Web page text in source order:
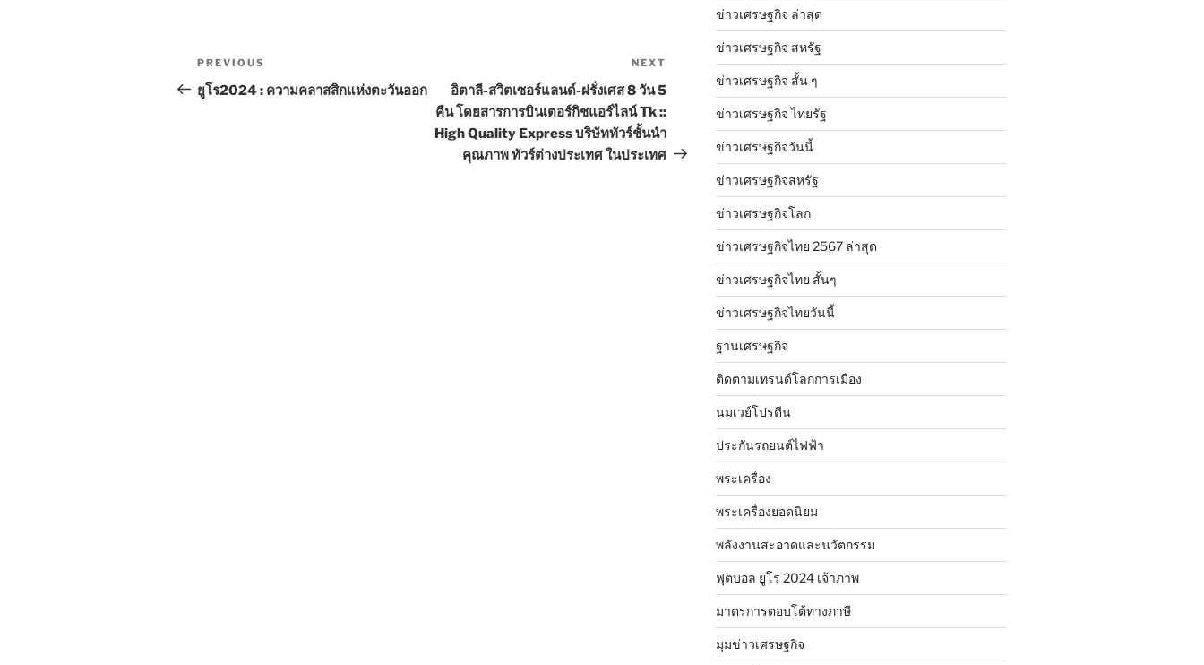
Post
navigation
Previous
Post
PREVIOUS
ยูโร2024 : ความคลาสสิกแห่งตะวันออก
Post
NEXT
อิตาลี-สวิตเซอร์แลนด์-ฝรั่งเศส 8 วัน 5
คืน โดยสารการบินเตอร์กิชแอร์ไลน์ Tk ::
High Quality Express บริษัททัวร์ชั้นนำ
คุณภาพ ทัวร์ต่างประเทศ ในประเทศ
ข่าวเศรษฐกิจ ล่าสุด
ข่าวเศรษฐกิจ สหรัฐ
ข่าวเศรษฐกิจ สั้น ๆ
ข่าวเศรษฐกิจ ไทยรัฐ
ข่าวเศรษฐกิจวันนี้
ข่าวเศรษฐกิจสหรัฐ
ข่าวเศรษฐกิจโลก
ข่าวเศรษฐกิจไทย 2567 ล่าสุด
ข่าวเศรษฐกิจไทย สั้นๆ
ข่าวเศรษฐกิจไทยวันนี้
ฐานเศรษฐกิจ
ติดตามเทรนด์โลกการเมือง
นมเวย์โปรตีน
ประกันรถยนต์ไฟฟ้า
พระเครื่อง
พระเครื่องยอดนิยม
พลังงานสะอาดและนวัตกรรม
ฟุตบอล ยูโร 2024 เจ้าภาพ
มาตรการตอบโต้ทางภาษี
มุมข่าวเศรษฐกิจ